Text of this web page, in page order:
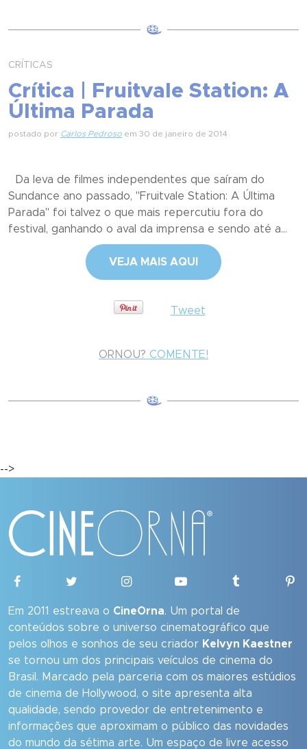
CRÍTICAS
Crítica | Fruitvale Station: A
Última Parada
postado por Carlos Pedroso em 30 de janeiro de 2014
Da leva de filmes independentes que saíram do
Sundance ano passado, "Fruitvale Station: A Última
Parada" foi talvez o que mais repercutiu fora do
festival, ganhando o aval da imprensa e sendo até a...
VEJA MAIS AQUI
Tweet
ORNOU? COMENTE!
-->
Em 2011 estreava o CineOrna. Um portal de
conteúdos sobre o universo cinematográfico que
pelos olhos e sonhos de seu criador Kelvyn Kaestner
se tornou um dos principais veículos de cinema do
Brasil. Marcado pela parceria com os maiores estúdios
de cinema de Hollywood, o site apresenta alta
qualidade, sendo provedor de entretenimento e
informações que aproximam o público das novidades
do mundo da sétima arte. Um espaço de livre acesso